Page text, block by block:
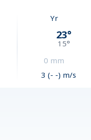
Yr
23°
15°
0 mm
3 (- -) m/s